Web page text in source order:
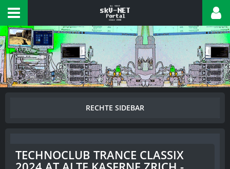
TECHNOCLUB TRANCE CLASSIX